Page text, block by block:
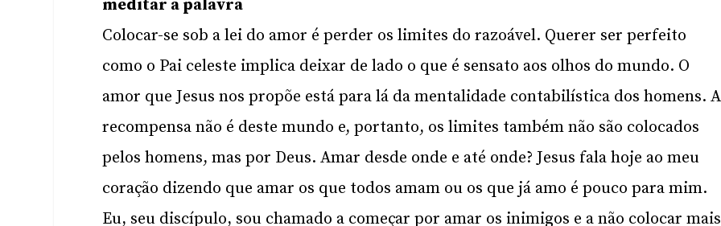
meditar a palavra
Colocar-se sob a lei do amor é perder os limites do razoável. Querer ser perfeito
como o Pai celeste implica deixar de lado o que é sensato aos olhos do mundo. O
amor que Jesus nos propõe está para lá da mentalidade contabilística dos homens. A
recompensa não é deste mundo e, portanto, os limites também não são colocados
pelos homens, mas por Deus. Amar desde onde e até onde? Jesus fala hoje ao meu
coração dizendo que amar os que todos amam ou os que já amo é pouco para mim.
Eu, seu discípulo, sou chamado a começar por amar os inimigos e a não colocar mais